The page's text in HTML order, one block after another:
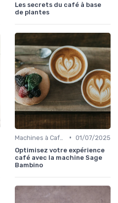
Les secrets du café à base
de plantes
• 01/07/2025
Optimisez votre expérience
café avec la machine Sage
Bambino